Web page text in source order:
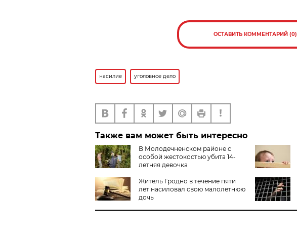
ОСТАВИТЬ КОММЕНТАРИЙ (0)
насилие уголовное дело
Также вам может быть интересно
В Молодечненском районе с
особой жестокостью убита 14-
летняя девочка
Житель Гродно в течение пяти
лет насиловал свою малолетнюю
дочь